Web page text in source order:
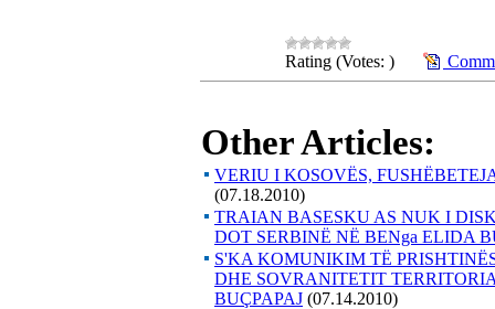
Rating (Votes: )
Other Articles:
VERIU I KOSOVËS,
(07.18.2010)
TRAIAN BASESKU AS NUK I
DOT SERBINË NË BENga ELIDA
S'KA KOMUNIKIM TË
DHE SOVRANITETIT
BUÇPAPAJ (07.14.2010)